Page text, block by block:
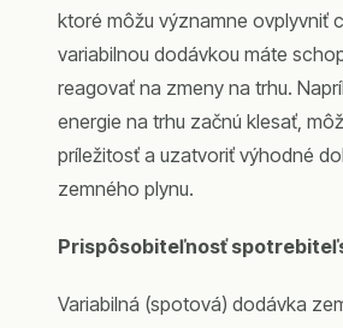
ktoré môžu významne ovplyvniť
variabilnou dodávkou máte
reagovať na zmeny na trhu.
energie na trhu začnú klesať,
príležitosť a uzatvoriť výhodné
zemného plynu.
Prispôsobiteľnosť
Variabilná (spotová) dodávka